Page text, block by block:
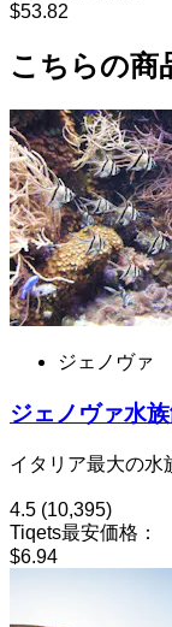
$53.82
こちらの商
ジェノヴァ
ジェノヴァ水
イタリア最大の水
4.5 (10,395)
Tiqets最安価格：
$6.94